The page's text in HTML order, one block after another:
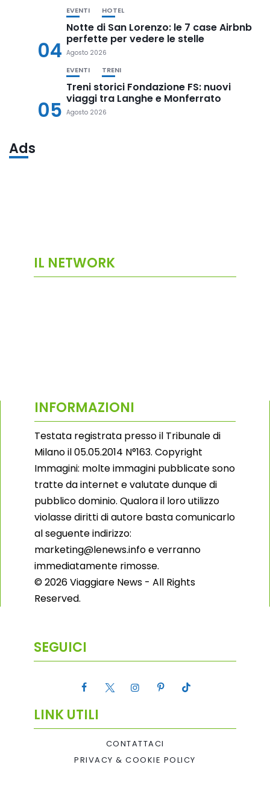
04
EVENTI HOTEL
Notte di San Lorenzo: le 7 case Airbnb
perfette per vedere le stelle
Agosto 2026
05
EVENTI TRENI
Treni storici Fondazione FS: nuovi
viaggi tra Langhe e Monferrato
Agosto 2026
Ads
IL NETWORK
INFORMAZIONI
Testata registrata presso il Tribunale di
Milano il 05.05.2014 N°163. Copyright
Immagini: molte immagini pubblicate sono
tratte da internet e valutate dunque di
pubblico dominio. Qualora il loro utilizzo
violasse diritti di autore basta comunicarlo
al seguente indirizzo:
marketing@lenews.info e verranno
immediatamente rimosse.
© 2026 Viaggiare News - All Rights
Reserved.
SEGUICI
LINK UTILI
CONTATTACI
PRIVACY & COOKIE POLICY